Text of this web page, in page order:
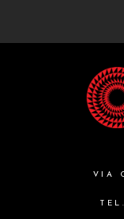
VIA